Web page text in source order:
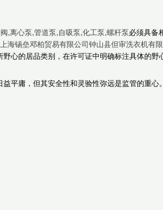
,离心泵,管道泵,自吸泵,化工泵,螺杆泵必须具备
上海锡垒邓柏贸易有限公司钟山县但审洗衣机有
心的居品类别，在许可证中明确标注具体的野
平庸，但其安全性和灵验性弥远是监管的重心